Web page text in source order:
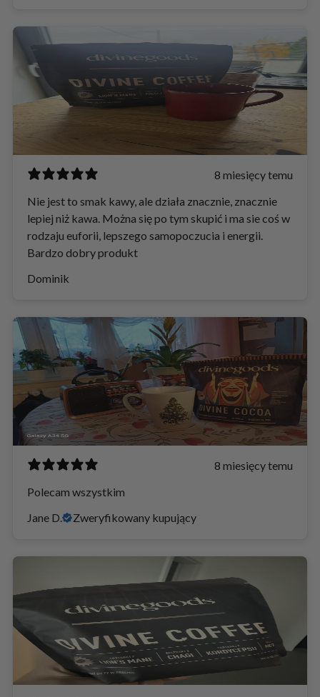
8 miesięcy temu
Nie jest to smak kawy, ale działa znacznie, znacznie
lepiej niż kawa. Można się po tym skupić i ma sie coś w
rodzaju euforii, lepszego samopoczucia i energii.
Bardzo dobry produkt
Dominik
8 miesięcy temu
Polecam wszystkim
Jane D.
Zweryfikowany kupujący